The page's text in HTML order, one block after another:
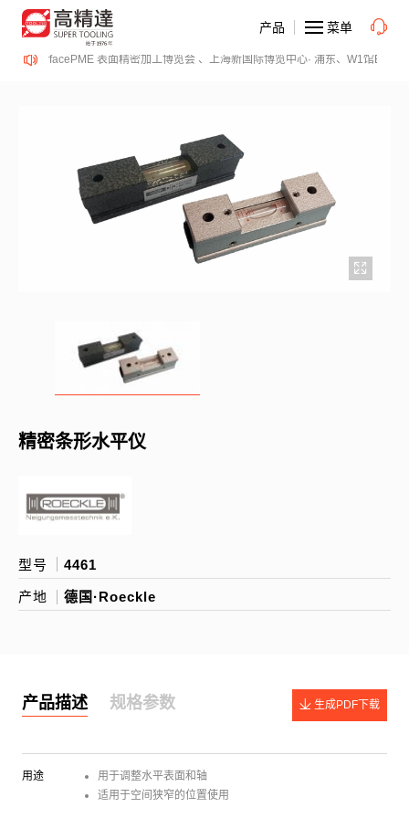
、SurfacePME 表面精密加工博览会 、上海新国际博览中心· 浦东、W1馆E21 、
产品 菜单
精密条形水平仪
型号 4461
产地 德国·Roeckle
产品描述 规格参数 生成PDF下载
用途
用于调整水平表面和轴
适用于空间狭窄的位置使用